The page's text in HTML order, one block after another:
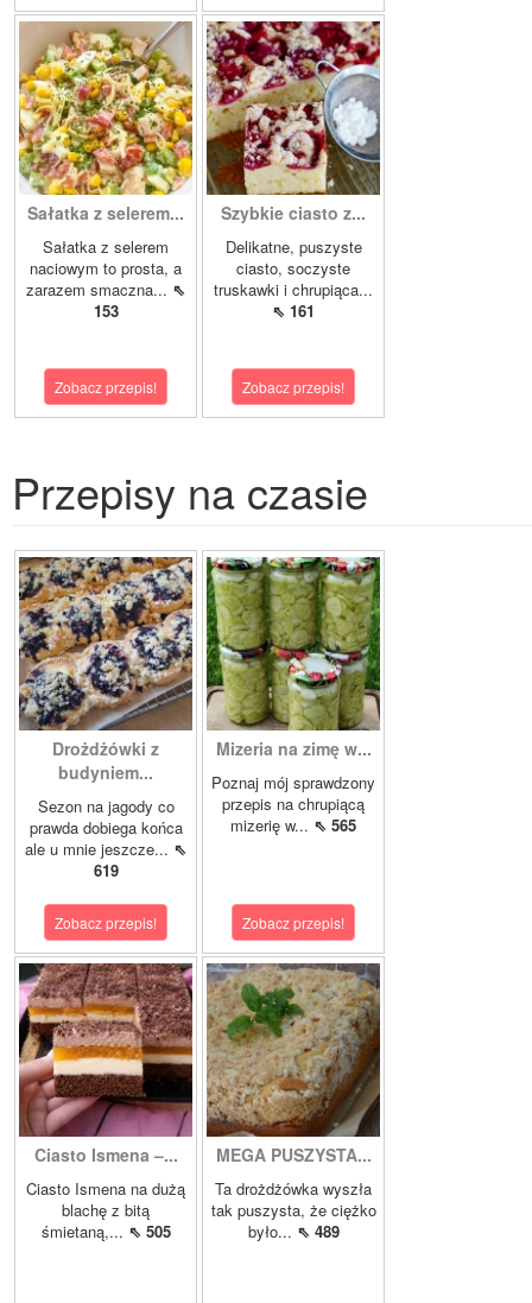
Sałatka z selerem...
Sałatka z selerem
naciowym to prosta, a
zarazem smaczna... ⇖
153
Zobacz przepis!
Szybkie ciasto z...
Delikatne, puszyste
ciasto, soczyste
truskawki i chrupiąca...
⇖ 161
Zobacz przepis!
Przepisy na czasie
Drożdżówki z
budyniem...
Sezon na jagody co
prawda dobiega końca
ale u mnie jeszcze... ⇖
619
Zobacz przepis!
Mizeria na zimę w...
Poznaj mój sprawdzony
przepis na chrupiącą
mizerię w... ⇖ 565
Zobacz przepis!
Ciasto Ismena –...
Ciasto Ismena na dużą
blachę z bitą
śmietaną,... ⇖ 505
MEGA PUSZYSTA...
Ta drożdżówka wyszła
tak puszysta, że ciężko
było... ⇖ 489